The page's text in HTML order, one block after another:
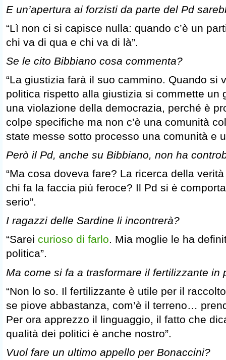
E un’apertura ai forzisti da parte del Pd
“Lì non ci si capisce nulla: quando c’è un
chi va di qua e chi va di là”.
Se le cito Bibbiano cosa commenta?
“La giustizia farà il suo cammino. Quando si
politica rispetto alla giustizia si commette un
una violazione della democrazia, perché è
colpe specifiche ma non c’è una comunità
state messe sotto processo una comunità e
Però il Pd, anche su Bibbiano, non ha
“Ma cosa doveva fare? La ricerca della
chi fa la faccia più feroce? Il Pd si è
serio”.
I ragazzi delle Sardine li incontrerà?
“Sarei curioso di farlo. Mia moglie le ha
politica”.
Ma come si fa a trasformare il fertilizzante in
“Non lo so. Il fertilizzante è utile per il
se piove abbastanza, com’è il terreno…
Per ora apprezzo il linguaggio, il fatto che
qualità dei politici è anche nostro”.
Vuol fare un ultimo appello per Bonaccini?